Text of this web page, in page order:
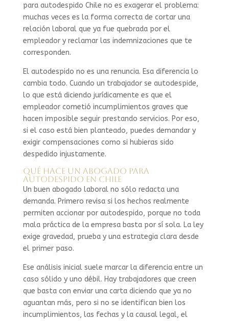
para autodespido Chile no es exagerar el problema:
muchas veces es la forma correcta de cortar una
relación laboral que ya fue quebrada por el
empleador y reclamar las indemnizaciones que te
corresponden.
El autodespido no es una renuncia. Esa diferencia lo
cambia todo. Cuando un trabajador se autodespide,
lo que está diciendo jurídicamente es que el
empleador cometió incumplimientos graves que
hacen imposible seguir prestando servicios. Por eso,
si el caso está bien planteado, puedes demandar y
exigir compensaciones como si hubieras sido
despedido injustamente.
Qué hace un abogado para
autodespido en Chile
Un buen abogado laboral no sólo redacta una
demanda. Primero revisa si los hechos realmente
permiten accionar por autodespido, porque no toda
mala práctica de la empresa basta por sí sola. La ley
exige gravedad, prueba y una estrategia clara desde
el primer paso.
Ese análisis inicial suele marcar la diferencia entre un
caso sólido y uno débil. Hay trabajadores que creen
que basta con enviar una carta diciendo que ya no
aguantan más, pero si no se identifican bien los
incumplimientos, las fechas y la causal legal, el